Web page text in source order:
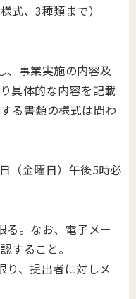
式、3種類まで）
、事業実施の内容及
具体的な内容を記載
る書類の様式は問わ
（金曜日）午後5時必
る。なお、電子メー
すること。
り、提出者に対しメ